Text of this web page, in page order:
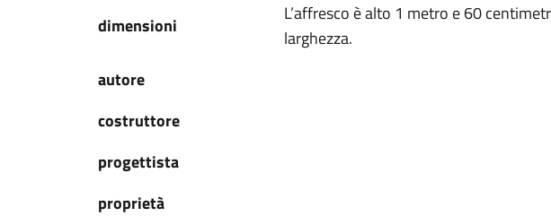
dimensioni
L’affresco è alto 1 metro e 60
larghezza.
autore
costruttore
progettista
proprietà